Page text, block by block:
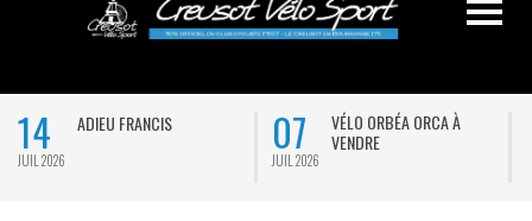
14
JUIL 2026
ADIEU FRANCIS 07
JUIL 2026
VÉLO ORBÉA ORCA À
VENDRE